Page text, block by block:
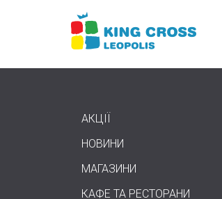
АКЦІЇ
НОВИНИ
МАГАЗИНИ
КАФЕ ТА РЕСТОРАНИ